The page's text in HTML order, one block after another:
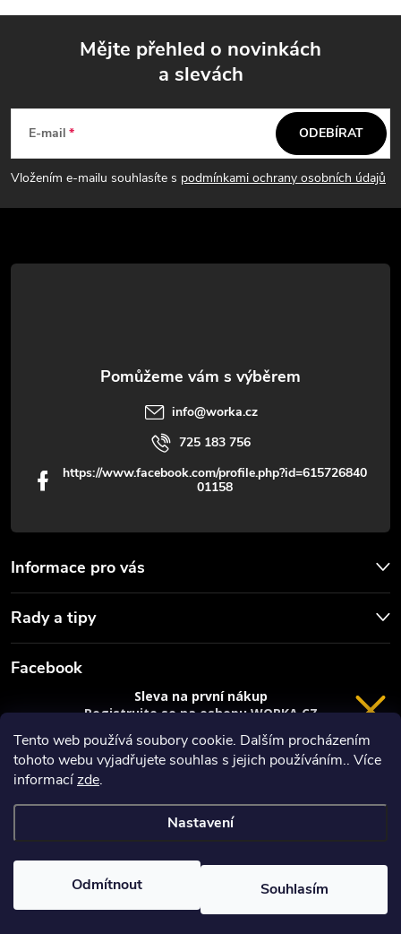
Tento web používá soubory cookie. Dalším procházením
tohoto webu vyjadřujete souhlas s jejich používáním.. Více
informacízde.
Nastavení
Odmítnout Souhlasím
p
t
Mějte přehled o novinkách
a slevách
E-mail
Vložením e-mailu souhlasíte s podmínkami ochrany osobních údajů
ODEBÍRAT
Informace pro vás
Rady a tipy
info@worka.cz
725 183 756
https://www.facebook.com/profile.php?id=615726840
01158
Facebook
Worka.cz - Vše pro práci a řemeslo
VRÁCENÍ 14 DNÍ
Sleva na první nákup
Registrujte se na eshopu WORKA.CZ
sleva 100 Kč* na nákup je Vaše.
Registrace
Privacy policy